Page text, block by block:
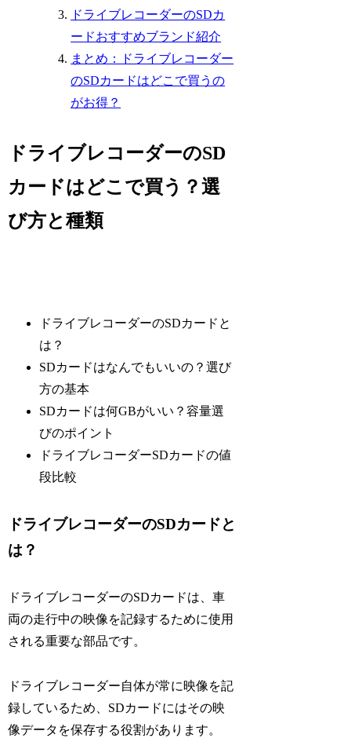
ドライブレコーダーのSDカ
ードおすすめブランド紹介
まとめ：ドライブレコーダー
のSDカードはどこで買うの
がお得？
ドライブレコーダーのSD
カードはどこで買う？選
び方と種類
ドライブレコーダーのSDカードと
は？
SDカードはなんでもいいの？選び
方の基本
SDカードは何GBがいい？容量選
びのポイント
ドライブレコーダーSDカードの値
段比較
ドライブレコーダーのSDカードと
は？
ドライブレコーダーのSDカードは、車
両の走行中の映像を記録するために使用
される重要な部品です。
ドライブレコーダー自体が常に映像を記
録しているため、SDカードにはその映
像データを保存する役割があります。